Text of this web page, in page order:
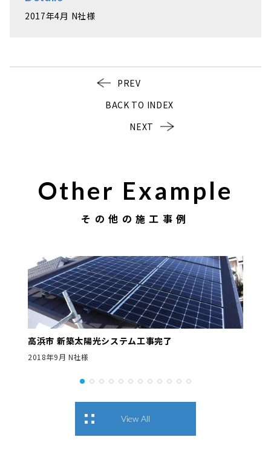
2017年4月 N社様
PREV
BACK TO INDEX
NEXT
Other Example
その他の施工事例
高浜市 新築太陽光システム工事完了
2018年9月 N社様
View All